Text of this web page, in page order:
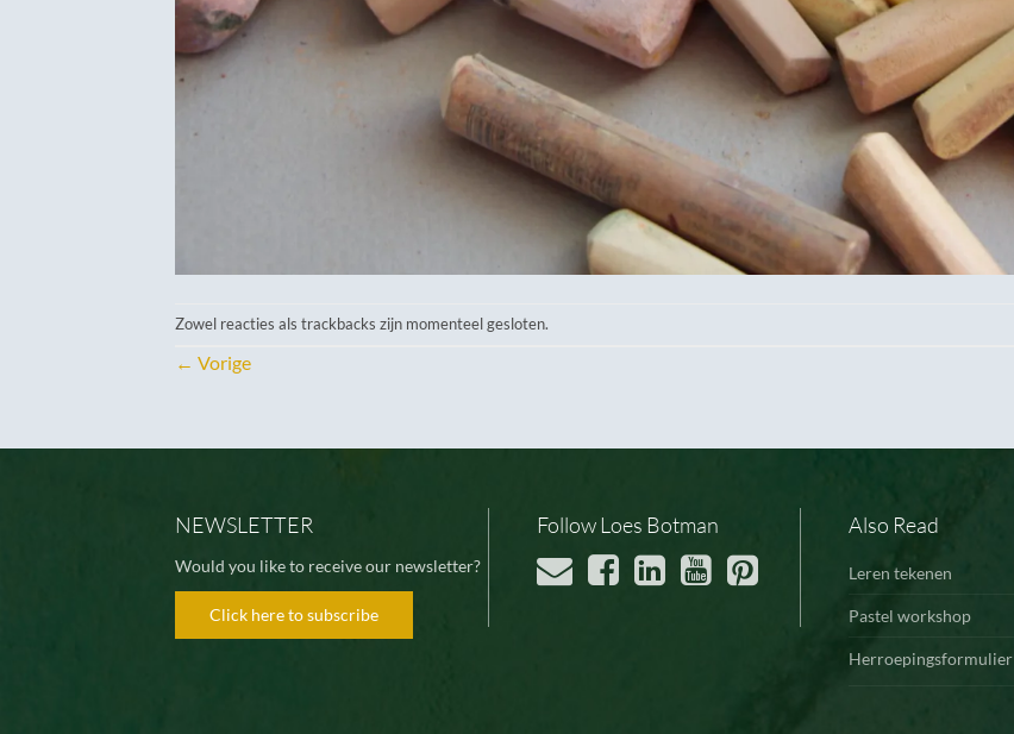
Zowel reacties als trackbacks zijn momenteel gesloten.
← Vorige
NEWSLETTER
Would you like to receive our newsletter?
Click here to subscribe
Follow Loes Botman Also Read
Leren tekenen
Pastel workshop
Herroepingsformulier